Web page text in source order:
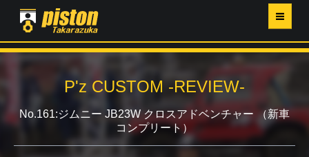
ホーム
P'Z MAGAZINE
P'z CUSTOM -REVIEW-
No.161:ジムニー JB23W クロスアドベンチャー （新車
コンプリート）